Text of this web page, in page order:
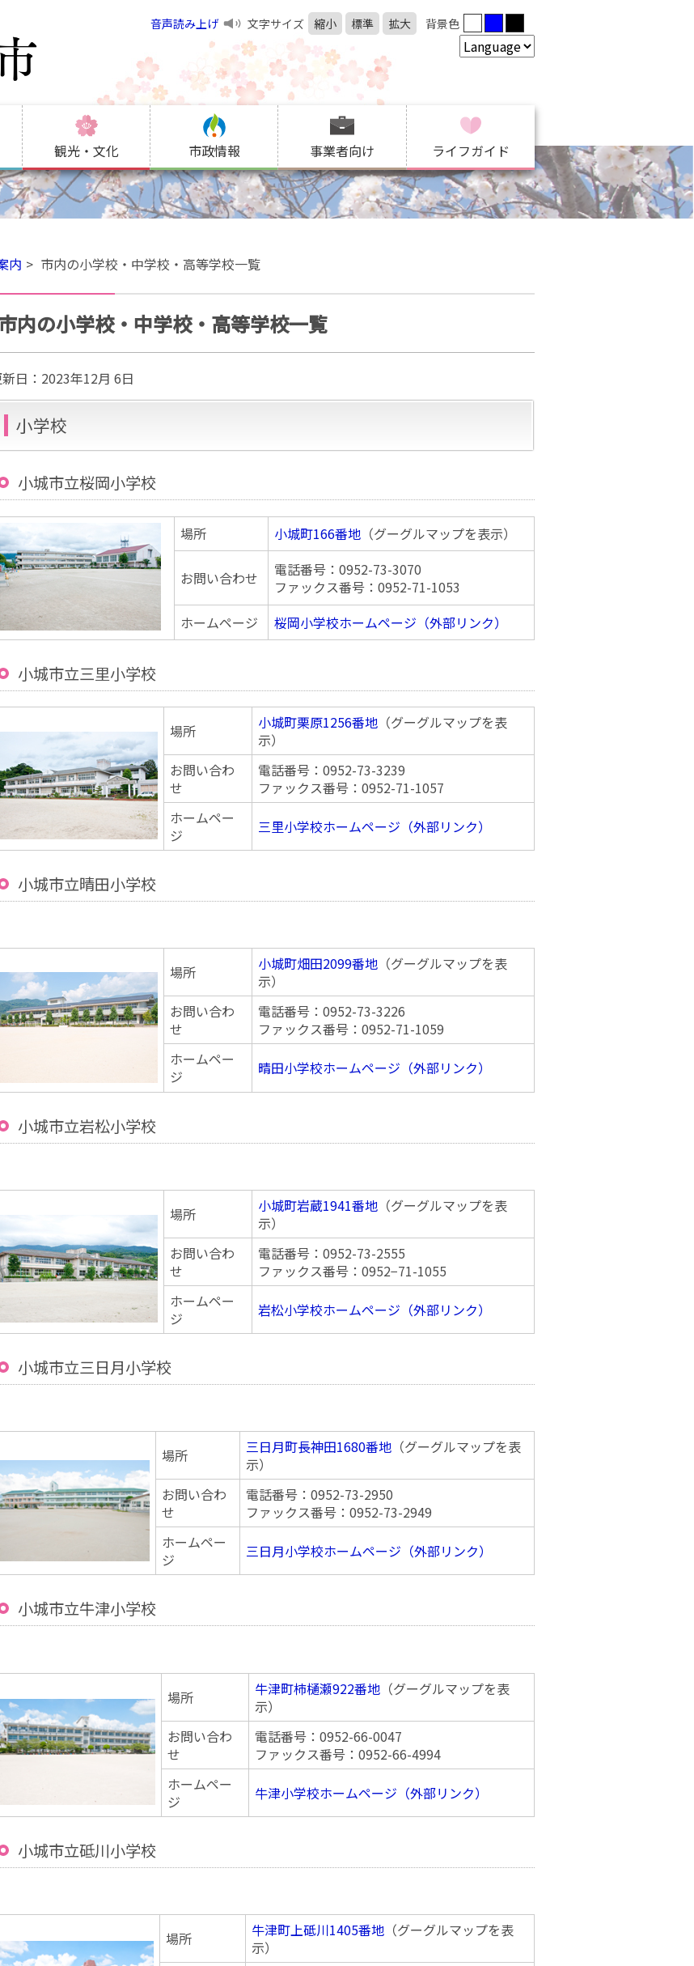
音声読み上げ 文字サイズ 縮小 標準 拡大 背景色
観光・文化 市政情報 事業者向け ライフガイド
内 市内の小学校・中学校・高等学校一覧
内の小学校・中学校・高等学校一覧
日： 2023年12月 6日
小学校
小城市立桜岡小学校
場所 小城町166番地 （グーグルマップを表示）
お問い合わせ
電話番号：0952-73-3070
ファックス番号：0952-71-1053
ホームページ
桜岡小学校ホームページ（外部リンク）
小城市立三里小学校
場所 小城町栗原1256番地 （グーグルマップを表
示）
お問い合わ
せ
電話番号：0952-73-3239
ファックス番号：0952-71-1057
ホームペー
ジ
三里小学校ホームページ（外部リンク）
小城市立晴田小学校
場所 小城町畑田2099番地 （グーグルマップを表
示）
お問い合わ
せ
電話番号：0952-73-3226
ファックス番号：0952-71-1059
ホームペー
ジ
晴田小学校ホームページ（外部リンク）
小城市立岩松小学校
場所 小城町岩蔵1941番地 （グーグルマップを表
示）
お問い合わ
せ
電話番号：0952-73-2555
ファックス番号：0952−71-1055
ホームペー
ジ
岩松小学校ホームページ（外部リンク）
小城市立三日月小学校
場所 三日月町長神田1680番地 （グーグルマップを表
示）
お問い合わ
せ
電話番号：0952-73-2950
ファックス番号：0952-73-2949
ホームペー
ジ
三日月小学校ホームページ（外部リンク）
小城市立牛津小学校
場所 牛津町柿樋瀬922番地 （グーグルマップを表
示）
お問い合わ
せ
電話番号：0952-66-0047
ファックス番号：0952-66-4994
ホームペー
ジ
牛津小学校ホームページ（外部リンク）
小城市立砥川小学校
場所 牛津町上砥川1405番地 （グーグルマップを表
示）